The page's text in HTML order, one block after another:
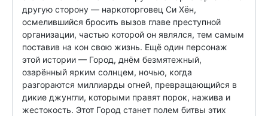
другую сторону — наркоторговец Си Хён,
осмелившийся бросить вызов главе преступной
организации, частью которой он являлся, тем самым
поставив на кон свою жизнь. Ещё один персонаж
этой истории — Город, днём безмятежный,
озарённый ярким солнцем, ночью, когда
разгораются миллиарды огней, превращающийся в
дикие джунгли, которыми правят порок, нажива и
жестокость. Этот Город станет полем битвы этих